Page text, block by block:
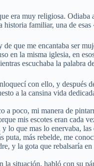
era muy religiosa.
historia familiar, una de esas
que me encantaba ser
en la misma iglesia, en
escuchaba la palabra
con ello, y después
a la cansina vida
a poco, mi manera de
mis escotes eran cada
lo que mas lo enervaba,
puta, más rebelde, me
y la gota que rebalsaría
situación, habló con su